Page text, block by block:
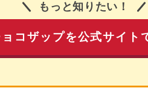
もっと知りたい！
コザップを公式サイト